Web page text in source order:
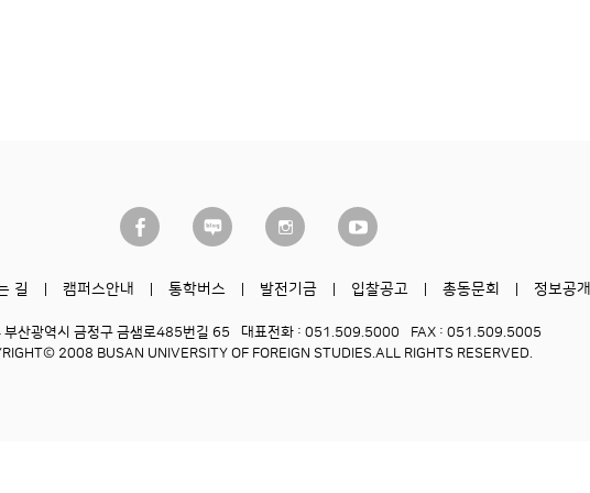
길 캠퍼스안내 통학버스 발전기금 입찰공고 총동문회 정보공개
산광역시 금정구 금샘로485번길 65 대표전화 : 051.509.5000
FAX : 051.509.5005
2008 BUSAN UNIVERSITY OF FOREIGN STUDIES. ALL RIGHTS RESERVED.